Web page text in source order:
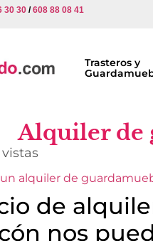
30 30 /608 88 08 41
Trasteros y
Alquiler de
vistas
alquiler de
de
nos